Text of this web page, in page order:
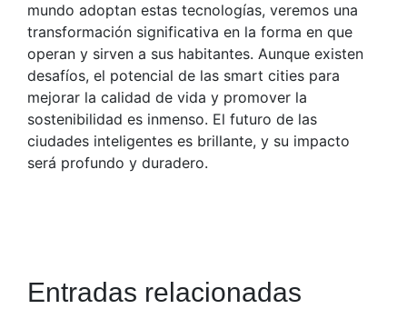
mundo adoptan estas tecnologías, veremos una
transformación significativa en la forma en que
operan y sirven a sus habitantes. Aunque existen
desafíos, el potencial de las smart cities para
mejorar la calidad de vida y promover la
sostenibilidad es inmenso. El futuro de las
ciudades inteligentes es brillante, y su impacto
será profundo y duradero.
Entradas relacionadas